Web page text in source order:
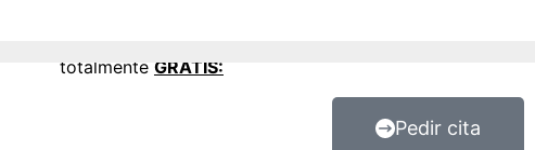
totalmente GRATIS:
Pedir cita